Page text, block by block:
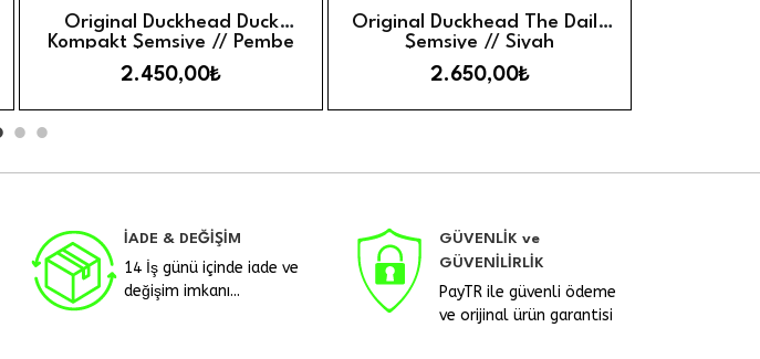
Sepete Ekle
Original Duckhead Duck
Kompakt Şemsiye // Pembe
2.450,00₺
Sepete Ekle
Original Duckhead The Daily
Şemsiye // Siyah
2.650,00₺
İADE & DEĞİŞİM
14 İş günü içinde iade ve
değişim imkanı...
GÜVENLİK ve
GÜVENİLİRLİK
PayTR ile güvenli ödeme
ve orijinal ürün garantisi